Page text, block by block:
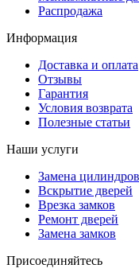
Распродажа
Информация
Доставка и оплата
Отзывы
Гарантия
Условия возврата
Полезные статьи
Наши услуги
Замена цилиндров
Вскрытие дверей
Врезка замков
Ремонт дверей
Замена замков
Присоединяйтесь